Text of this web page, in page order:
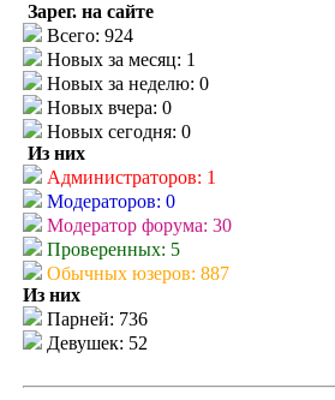
Зарег. на сайте
Всего: 924
Новых за месяц: 1
Новых за неделю: 0
Новых вчера: 0
Новых сегодня: 0
Из них
Администраторов: 1
Модераторов: 0
Модератор форума: 30
Проверенных: 5
Обычных юзеров: 887
Из них
Парней: 736
Девушек: 52